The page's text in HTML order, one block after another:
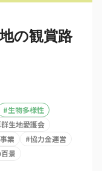
の観賞路
#生物多様性
生地愛護会
業 #協力金運営
景